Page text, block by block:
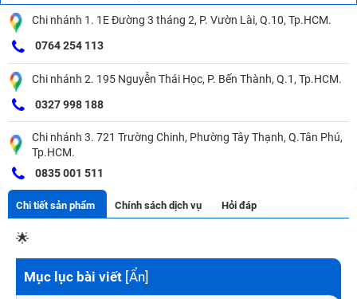
Chi nhánh 1. 1E Đường 3 tháng 2, P. Vườn Lài, Q.10, Tp.HCM.
0764 254 113
Chi nhánh 2. 195 Nguyễn Thái Học, P. Bến Thành, Q.1, Tp.HCM.
0327 998 188
Chi nhánh 3. 721 Trường Chinh, Phường Tây Thạnh, Q.Tân Phú,
Tp.HCM.
0835 001 511
Chi tiết sản phẩm Chính sách dịch vụ Hỏi đáp
🌟
Mục lục bài viết [Ẩn]